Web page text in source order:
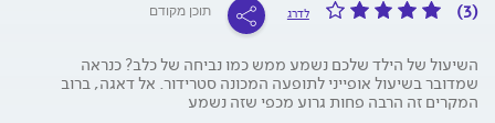
(3) לדרג תוכן מקודם
השיעול של הילד שלכם נשמע ממש כמו נביחה של כלב? כנראה
שמדובר בשיעול אופייני לתופעה המכונה סטרידור. אל דאגה, ברוב
המקרים זה הרבה פחות גרוע מכפי שזה נשמע